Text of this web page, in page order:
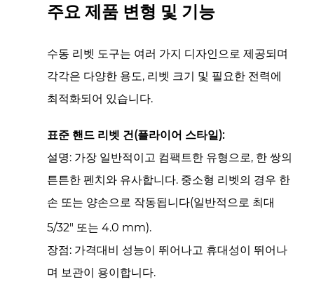
리
이
션
주요 제품 변형 및 기능
수동 리벳 도구는 여러 가지 디자인으로 제공되며
각각은 다양한 용도, 리벳 크기 및 필요한 전력에
최적화되어 있습니다.
표준 핸드 리벳 건(플라이어 스타일):
설명: 가장 일반적이고 컴팩트한 유형으로, 한 쌍의
튼튼한 펜치와 유사합니다. 중소형 리벳의 경우 한
손 또는 양손으로 작동됩니다(일반적으로 최대
5/32" 또는4.0 mm).
장점: 가격대비 성능이 뛰어나고 휴대성이 뛰어나
며 보관이 용이합니다.